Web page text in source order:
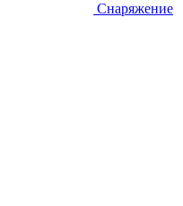
Снаряжение